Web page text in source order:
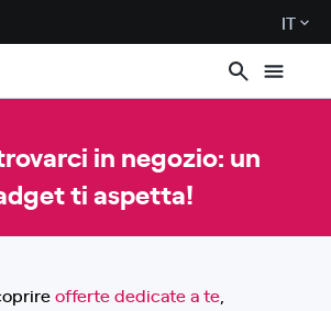
IT
in negozio: un
ti aspetta!
offerte dedicate a te,